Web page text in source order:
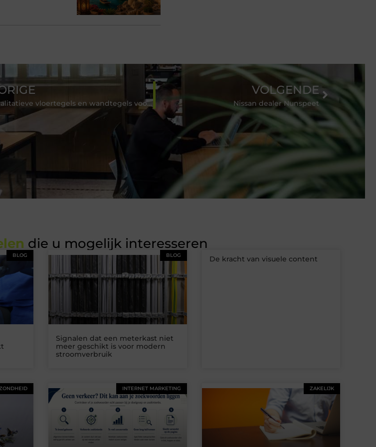
Kwalitatieve vloertegels en wandtegels voor uw woning
VOLGENDE
Nissan dealer Nunspeet
die u mogelijk interesseren
BLOG BLOG
Signalen dat een meterkast niet
meer geschikt is voor modern
stroomverbruik
De kracht van visuele content
INTERNET MARKETING ZAKELIJK